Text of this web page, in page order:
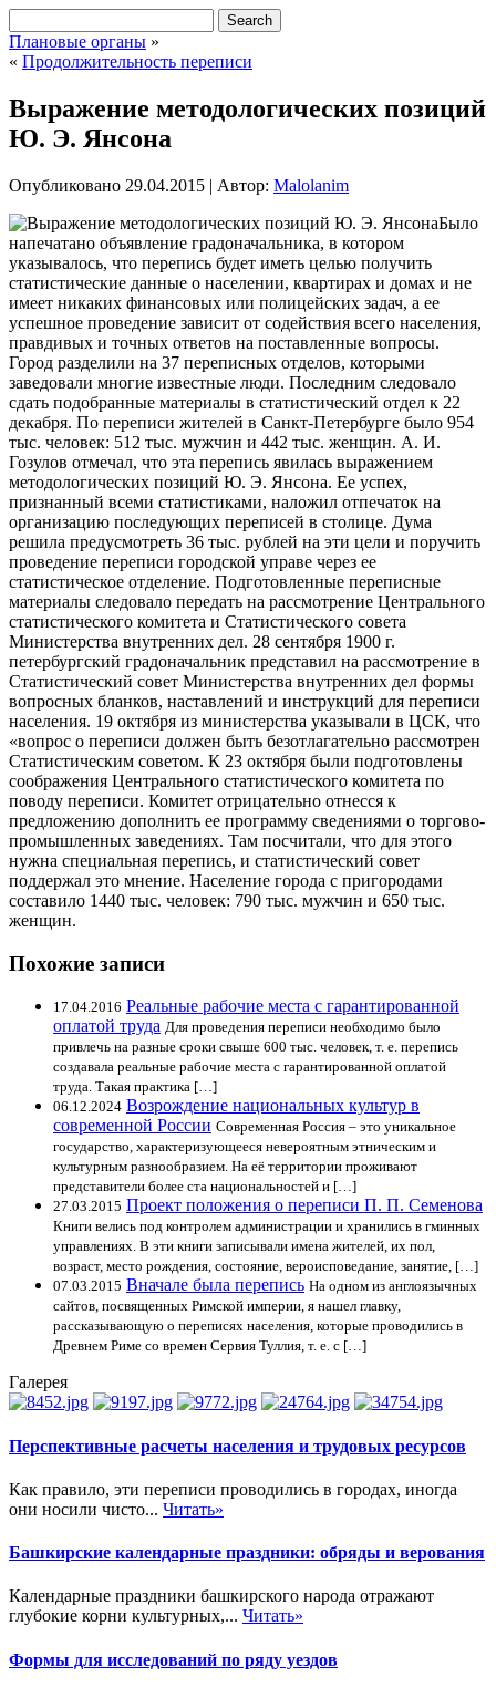
Плановые органы »
« Продолжительность переписи
Выражение методологических позиций
Ю. Э. Янсона
Опубликовано 29.04.2015 | Автор: Malolanim
Было
напечатано объявление градоначальника, в котором
указывалось, что перепись будет иметь целью получить
статистические данные о населении, квартирах и домах и не
имеет никаких финансовых или полицейских задач, а ее
успешное проведение зависит от содействия всего населения,
правдивых и точных ответов на поставленные вопросы.
Город разделили на 37 переписных отделов, которыми
заведовали многие известные люди. Последним следовало
сдать подобранные материалы в статистический отдел к 22
декабря. По переписи жителей в Санкт-Петербурге было 954
тыс. человек: 512 тыс. мужчин и 442 тыс. женщин. А. И.
Гозулов отмечал, что эта перепись явилась выражением
методологических позиций Ю. Э. Янсона. Ее успех,
признанный всеми статистиками, наложил отпечаток на
организацию последующих переписей в столице. Дума
решила предусмотреть 36 тыс. рублей на эти цели и поручить
проведение переписи городской управе через ее
статистическое отделение. Подготовленные переписные
материалы следовало передать на рассмотрение Центрального
статистического комитета и Статистического совета
Министерства внутренних дел. 28 сентября 1900 г.
петербургский градоначальник представил на рассмотрение в
Статистический совет Министерства внутренних дел формы
вопросных бланков, наставлений и инструкций для переписи
населения. 19 октября из министерства указывали в ЦСК, что
«вопрос о переписи должен быть безотлагательно рассмотрен
Статистическим советом. К 23 октября были подготовлены
соображения Центрального статистического комитета по
поводу переписи. Комитет отрицательно отнесся к
предложению дополнить ее программу сведениями о торгово-
промышленных заведениях. Там посчитали, что для этого
нужна специальная перепись, и статистический совет
поддержал это мнение. Население города с пригородами
составило 1440 тыс. человек: 790 тыс. мужчин и 650 тыс.
женщин.
Похожие записи
17.04.2016 Реальные рабочие места с гарантированной
оплатой труда Для проведения переписи необходимо было
привлечь на разные сроки свыше 600 тыс. человек, т. е. перепись
создавала реальные рабочие места с гарантированной оплатой
труда. Такая практика […]
06.12.2024 Возрождение национальных культур в
современной России Современная Россия – это уникальное
государство, характеризующееся невероятным этническим и
культурным разнообразием. На её территории проживают
представители более ста национальностей и […]
27.03.2015 Проект положения о переписи П. П. Семенова
Книги велись под контролем администрации и хранились в гминных
управлениях. В эти книги записывали имена жителей, их пол,
возраст, место рождения, состояние, вероисповедание, занятие, […]
07.03.2015 Вначале была перепись На одном из англоязычных
сайтов, посвященных Римской империи, я нашел главку,
рассказывающую о переписях населения, которые проводились в
Древнем Риме со времен Сервия Туллия, т. е. с […]
Галерея
Перспективные расчеты населения и трудовых ресурсов
Как правило, эти переписи проводились в городах, иногда
они носили чисто... Читать»
Башкирские календарные праздники: обряды и верования
Календарные праздники башкирского народа отражают
глубокие корни культурных,... Читать»
Формы для исследований по ряду уездов